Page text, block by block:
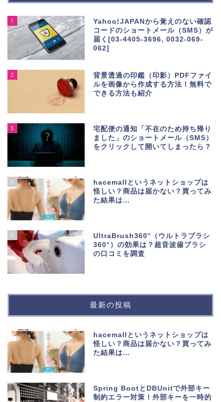
1
Yahoo!JAPANから覚えのない確認
コードのショートメール（SMS）が
届く[03-4405-3696, 0032-069-
062]
2
背景透過の印鑑（印影）PDFファイ
ルを画像から作成する方法！無料で
できる方法も紹介
3
宅配便の通知「不在のため持ち帰り
ました」のショートメール（SMS）
をクリックして開いてしまったら？
4
hacemallというネットショップは
怪しい？商品は届かない？買ってみ
た結果は…
5
UltraBrush360°（ウルトラブラシ
360°）の効果は？超音波歯ブラシ
の口コミを調査
最新の投稿
hacemallというネットショップは
怪しい？商品は届かない？買ってみ
た結果は…
Spring BootとDBUnitで外部キー
制約エラー対策！外部キーを一時的